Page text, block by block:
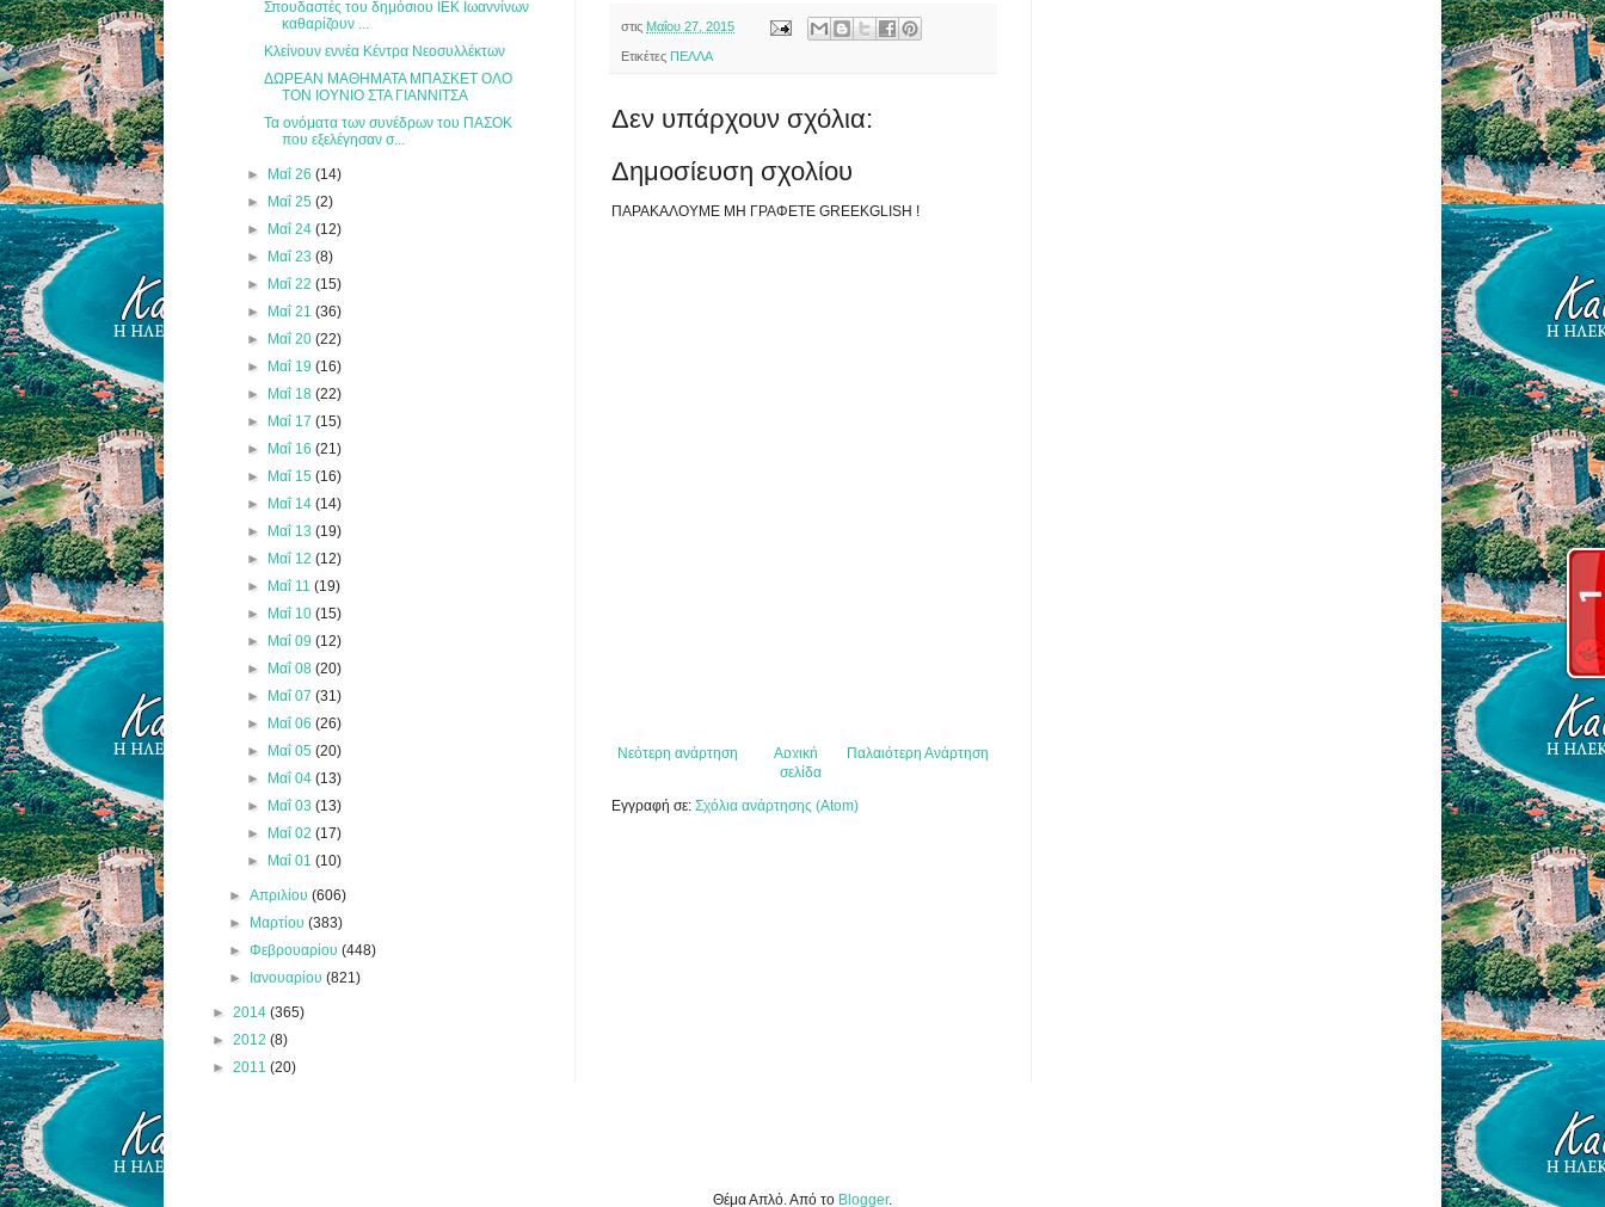
στις Μαΐου 27, 2015
Ετικέτες ΠΕΛΛΑ
Δεν υπάρχουν σχόλια:
Δημοσίευση σχολίου
ΠΑΡΑΚΑΛΟΥΜΕ ΜΗ ΓΡΑΦΕΤΕ GREEKGLISH !
Νεότερη ανάρτηση Παλαιότερη Ανάρτηση
Αρχική
σελίδα
Εγγραφή σε: Σχόλια ανάρτησης (Atom)
Σπουδαστές του δημόσιου ΙΕΚ Ιωαννίνων
καθαρίζουν ...
Κλείνουν εννέα Κέντρα Νεοσυλλέκτων
ΔΩΡΕΑΝ ΜΑΘΗΜΑΤΑ ΜΠΑΣΚΕΤ ΟΛΟ
ΤΟΝ ΙΟΥΝΙΟ ΣΤΑ ΓΙΑΝΝΙΤΣΑ
Τα ονόματα των συνέδρων του ΠΑΣΟΚ
που εξελέγησαν σ...
► Μαΐ 26 (14)
► Μαΐ 25 (2)
► Μαΐ 24 (12)
► Μαΐ 23 (8)
► Μαΐ 22 (15)
► Μαΐ 21 (36)
► Μαΐ 20 (22)
► Μαΐ 19 (16)
► Μαΐ 18 (22)
► Μαΐ 17 (15)
► Μαΐ 16 (21)
► Μαΐ 15 (16)
► Μαΐ 14 (14)
► Μαΐ 13 (19)
► Μαΐ 12 (12)
► Μαΐ 11 (19)
► Μαΐ 10 (15)
► Μαΐ 09 (12)
► Μαΐ 08 (20)
► Μαΐ 07 (31)
► Μαΐ 06 (26)
► Μαΐ 05 (20)
► Μαΐ 04 (13)
► Μαΐ 03 (13)
► Μαΐ 02 (17)
► Μαΐ 01 (10)
►Απριλίου(606)
► Μαρτίου(383)
►Φεβρουαρίου(448)
► Ιανουαρίου(821)
► 2014 (365)
► 2012 (8)
► 2011 (20)
Θέμα Απλό. Από το Blogger.